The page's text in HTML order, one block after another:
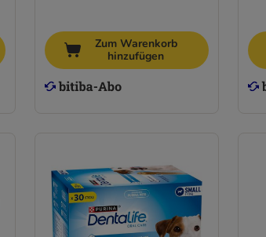
Zum Warenkorb
hinzufügen